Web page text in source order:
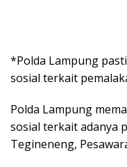
*Polda Lampung
sosial terkait
Polda Lampung
sosial terkait adanya
Tegineneng,